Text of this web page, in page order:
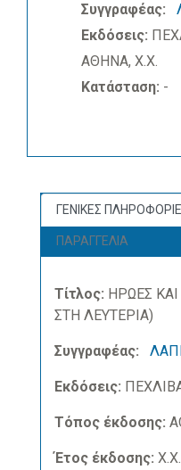
Συγγραφέας:
Εκδόσεις:
ΑΘΗΝΑ, Χ.Χ.
Κατάσταση: -
ΓΕΝΙΚΕΣ
ΠΑΡΑΓΓΕΛΙΑ
Τίτλος: ΗΡΩΕΣ
ΣΤΗ ΛΕΥΤΕΡΙΑ)
Συγγραφέας:
Εκδόσεις:
Τόπος έκδοσης:
Έτος έκδοσης: Χ.Χ.